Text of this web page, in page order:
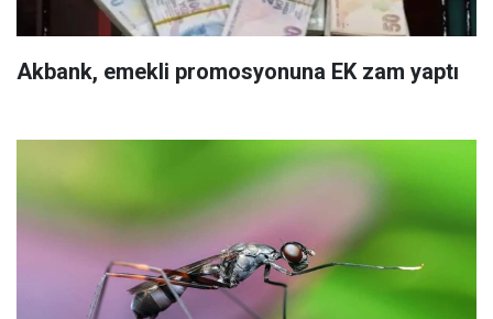
Akbank, emekli promosyonuna EK zam yaptı